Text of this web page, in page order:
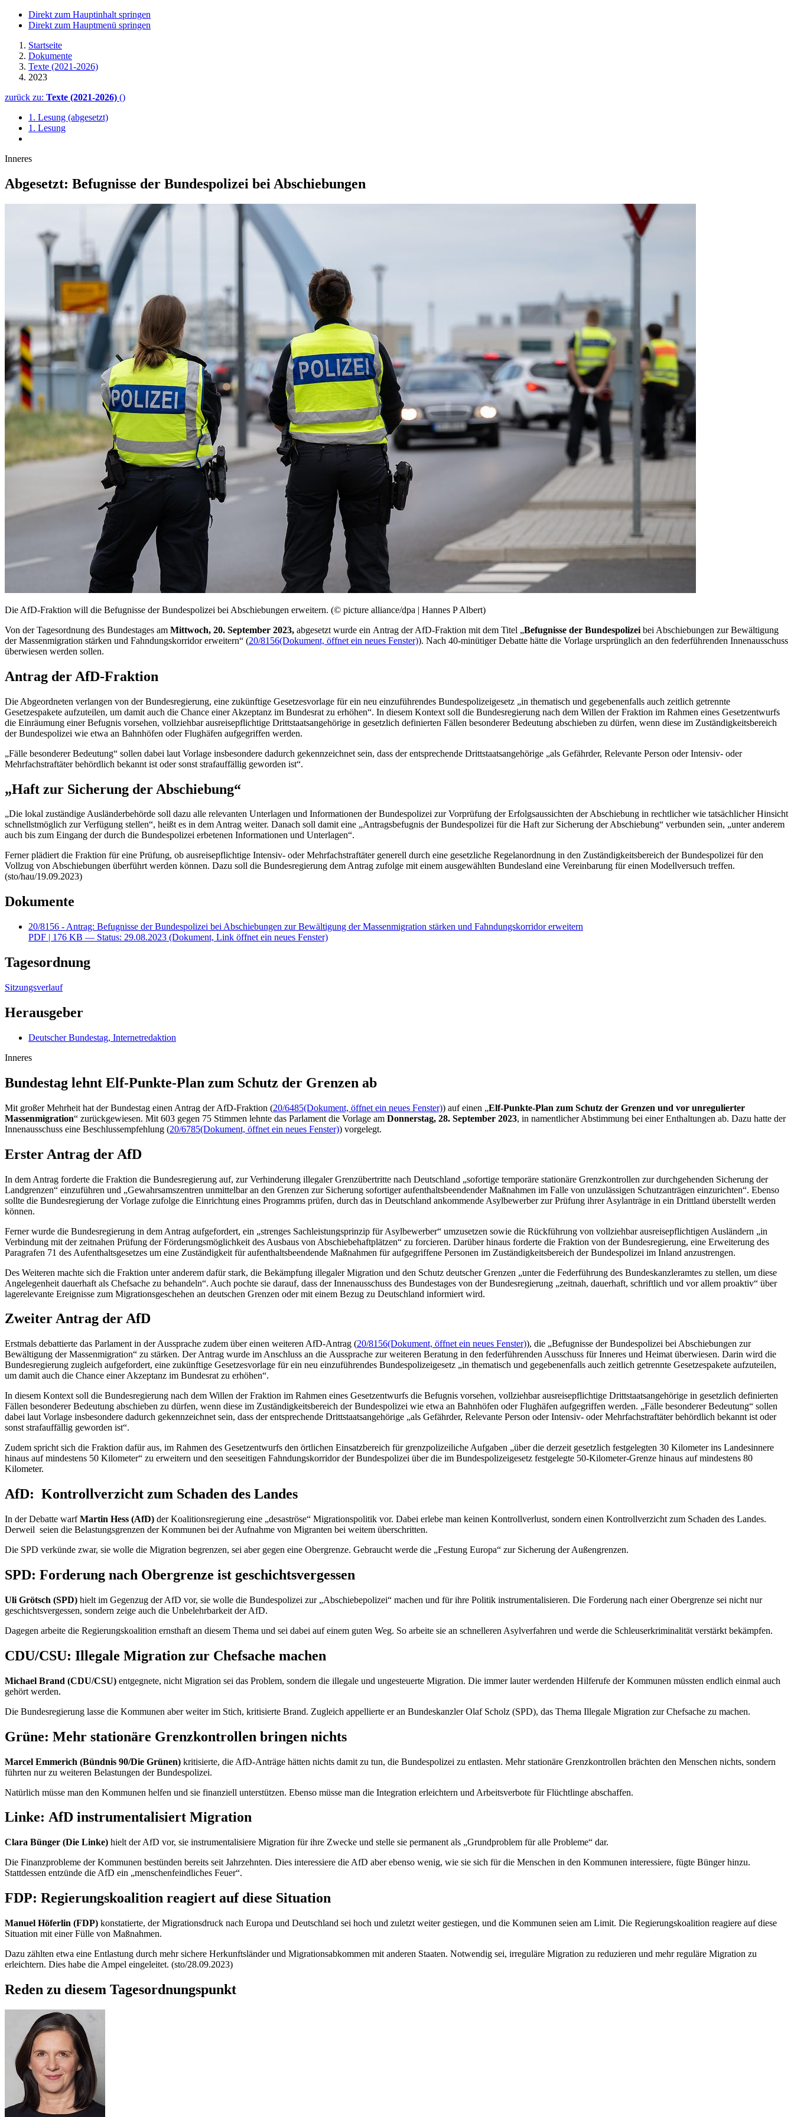
Direkt zum Hauptinhalt springen
Direkt zum Hauptmenü springen
Startseite
Dokumente
Texte (2021-2026)
2023
zurück zu: Texte (2021-2026) ()
1. Lesung (abgesetzt)
1. Lesung
Inneres
Abgesetzt: Befugnisse der Bundespolizei bei Abschiebungen
Die AfD-Fraktion will die Befugnisse der Bundespolizei bei Abschiebungen erweitern. (© picture alliance/dpa | Hannes P Albert)
Von der Tagesordnung des Bundestages am Mittwoch, 20. September 2023, abgesetzt wurde ein Antrag der AfD-Fraktion mit dem Titel „Befugnisse der Bundespolizei bei Abschiebungen zur Bewältigung
der Massenmigration stärken und Fahndungskorridor erweitern“ (20/8156(Dokument, öffnet ein neues Fenster)). Nach 40-minütiger Debatte hätte die Vorlage ursprünglich an den federführenden Innenausschuss
überwiesen werden sollen.
Antrag der AfD-Fraktion
Die Abgeordneten verlangen von der Bundesregierung, eine zukünftige Gesetzesvorlage für ein neu einzuführendes Bundespolizeigesetz „in thematisch und gegebenenfalls auch zeitlich getrennte
Gesetzespakete aufzuteilen, um damit auch die Chance einer Akzeptanz im Bundesrat zu erhöhen“. In diesem Kontext soll die Bundesregierung nach dem Willen der Fraktion im Rahmen eines Gesetzentwurfs
die Einräumung einer Befugnis vorsehen, vollziehbar ausreisepflichtige Drittstaatsangehörige in gesetzlich definierten Fällen besonderer Bedeutung abschieben zu dürfen, wenn diese im Zuständigkeitsbereich
der Bundespolizei wie etwa an Bahnhöfen oder Flughäfen aufgegriffen werden.
„Fälle besonderer Bedeutung“ sollen dabei laut Vorlage insbesondere dadurch gekennzeichnet sein, dass der entsprechende Drittstaatsangehörige „als Gefährder, Relevante Person oder Intensiv- oder
Mehrfachstraftäter behördlich bekannt ist oder sonst strafauffällig geworden ist“.
„Haft zur Sicherung der Abschiebung“
„Die lokal zuständige Ausländerbehörde soll dazu alle relevanten Unterlagen und Informationen der Bundespolizei zur Vorprüfung der Erfolgsaussichten der Abschiebung in rechtlicher wie tatsächlicher Hinsicht
schnellstmöglich zur Verfügung stellen“, heißt es in dem Antrag weiter. Danach soll damit eine „Antragsbefugnis der Bundespolizei für die Haft zur Sicherung der Abschiebung“ verbunden sein, „unter anderem
auch bis zum Eingang der durch die Bundespolizei erbetenen Informationen und Unterlagen“.
Ferner plädiert die Fraktion für eine Prüfung, ob ausreisepflichtige Intensiv- oder Mehrfachstraftäter generell durch eine gesetzliche Regelanordnung in den Zuständigkeitsbereich der Bundespolizei für den
Vollzug von Abschiebungen überführt werden können. Dazu soll die Bundesregierung dem Antrag zufolge mit einem ausgewählten Bundesland eine Vereinbarung für einen Modellversuch treffen.
(sto/hau/19.09.2023)
Dokumente
20/8156 - Antrag: Befugnisse der Bundespolizei bei Abschiebungen zur Bewältigung der Massenmigration stärken und Fahndungskorridor erweitern
PDF | 176 KB — Status: 29.08.2023 (Dokument, Link öffnet ein neues Fenster)
Tagesordnung
Sitzungsverlauf
Herausgeber
Deutscher Bundestag, Internetredaktion
Inneres
Bundestag lehnt Elf-Punkte-Plan zum Schutz der Grenzen ab
Mit großer Mehrheit hat der Bundestag einen Antrag der AfD-Fraktion (20/6485(Dokument, öffnet ein neues Fenster)) auf einen „Elf-Punkte-Plan zum Schutz der Grenzen und vor unregulierter
Massenmigration“ zurückgewiesen. Mit 603 gegen 75 Stimmen lehnte das Parlament die Vorlage am Donnerstag, 28. September 2023, in namentlicher Abstimmung bei einer Enthaltungen ab. Dazu hatte der
Innenausschuss eine Beschlussempfehlung (20/6785(Dokument, öffnet ein neues Fenster)) vorgelegt.
Erster Antrag der AfD
In dem Antrag forderte die Fraktion die Bundesregierung auf, zur Verhinderung illegaler Grenzübertritte nach Deutschland „sofortige temporäre stationäre Grenzkontrollen zur durchgehenden Sicherung der
Landgrenzen“ einzuführen und „Gewahrsamszentren unmittelbar an den Grenzen zur Sicherung sofortiger aufenthaltsbeendender Maßnahmen im Falle von unzulässigen Schutzanträgen einzurichten“. Ebenso
sollte die Bundesregierung der Vorlage zufolge die Einrichtung eines Programms prüfen, durch das in Deutschland ankommende Asylbewerber zur Prüfung ihrer Asylanträge in ein Drittland überstellt werden
können.
Ferner wurde die Bundesregierung in dem Antrag aufgefordert, ein „strenges Sachleistungsprinzip für Asylbewerber“ umzusetzen sowie die Rückführung von vollziehbar ausreisepflichtigen Ausländern „in
Verbindung mit der zeitnahen Prüfung der Förderungsmöglichkeit des Ausbaus von Abschiebehaftplätzen“ zu forcieren. Darüber hinaus forderte die Fraktion von der Bundesregierung, eine Erweiterung des
Paragrafen 71 des Aufenthaltsgesetzes um eine Zuständigkeit für aufenthaltsbeendende Maßnahmen für aufgegriffene Personen im Zuständigkeitsbereich der Bundespolizei im Inland anzustrengen.
Des Weiteren machte sich die Fraktion unter anderem dafür stark, die Bekämpfung illegaler Migration und den Schutz deutscher Grenzen „unter die Federführung des Bundeskanzleramtes zu stellen, um diese
Angelegenheit dauerhaft als Chefsache zu behandeln“. Auch pochte sie darauf, dass der Innenausschuss des Bundestages von der Bundesregierung „zeitnah, dauerhaft, schriftlich und vor allem proaktiv“ über
lagerelevante Ereignisse zum Migrationsgeschehen an deutschen Grenzen oder mit einem Bezug zu Deutschland informiert wird.
Zweiter Antrag der AfD
Erstmals debattierte das Parlament in der Aussprache zudem über einen weiteren AfD-Antrag (20/8156(Dokument, öffnet ein neues Fenster)), die „Befugnisse der Bundespolizei bei Abschiebungen zur
Bewältigung der Massenmigration“ zu stärken. Der Antrag wurde im Anschluss an die Aussprache zur weiteren Beratung in den federführenden Ausschuss für Inneres und Heimat überwiesen. Darin wird die
Bundesregierung zugleich aufgefordert, eine zukünftige Gesetzesvorlage für ein neu einzuführendes Bundespolizeigesetz „in thematisch und gegebenenfalls auch zeitlich getrennte Gesetzespakete aufzuteilen,
um damit auch die Chance einer Akzeptanz im Bundesrat zu erhöhen“.
In diesem Kontext soll die Bundesregierung nach dem Willen der Fraktion im Rahmen eines Gesetzentwurfs die Befugnis vorsehen, vollziehbar ausreisepflichtige Drittstaatsangehörige in gesetzlich definierten
Fällen besonderer Bedeutung abschieben zu dürfen, wenn diese im Zuständigkeitsbereich der Bundespolizei wie etwa an Bahnhöfen oder Flughäfen aufgegriffen werden. „Fälle besonderer Bedeutung“ sollen
dabei laut Vorlage insbesondere dadurch gekennzeichnet sein, dass der entsprechende Drittstaatsangehörige „als Gefährder, Relevante Person oder Intensiv- oder Mehrfachstraftäter behördlich bekannt ist oder
sonst strafauffällig geworden ist“.
Zudem spricht sich die Fraktion dafür aus, im Rahmen des Gesetzentwurfs den örtlichen Einsatzbereich für grenzpolizeiliche Aufgaben „über die derzeit gesetzlich festgelegten 30 Kilometer ins Landesinnere
hinaus auf mindestens 50 Kilometer“ zu erweitern und den seeseitigen Fahndungskorridor der Bundespolizei über die im Bundespolizeigesetz festgelegte 50-Kilometer-Grenze hinaus auf mindestens 80
Kilometer.
AfD: Kontrollverzicht zum Schaden des Landes
In der Debatte warfMartin Hess (AfD) der Koalitionsregierung eine „desaströse“ Migrationspolitik vor. Dabei erlebe man keinen Kontrollverlust, sondern einen Kontrollverzicht zum Schaden des Landes.
Derweil seien die Belastungsgrenzen der Kommunen bei der Aufnahme von Migranten bei weitem überschritten.
Die SPD verkünde zwar, sie wolle die Migration begrenzen, sei aber gegen eine Obergrenze. Gebraucht werde die „Festung Europa“ zur Sicherung der Außengrenzen.
SPD: Forderung nach Obergrenze ist geschichtsvergessen
Uli Grötsch (SPD) hielt im Gegenzug der AfD vor, sie wolle die Bundespolizei zur „Abschiebepolizei“ machen und für ihre Politik instrumentalisieren. Die Forderung nach einer Obergrenze sei nicht nur
geschichtsvergessen, sondern zeige auch die Unbelehrbarkeit der AfD.
Dagegen arbeite die Regierungskoalition ernsthaft an diesem Thema und sei dabei auf einem guten Weg. So arbeite sie an schnelleren Asylverfahren und werde die Schleuserkriminalität verstärkt bekämpfen.
CDU/CSU: Illegale Migration zur Chefsache machen
Michael Brand (CDU/CSU) entgegnete, nicht Migration sei das Problem, sondern die illegale und ungesteuerte Migration. Die immer lauter werdenden Hilferufe der Kommunen müssten endlich einmal auch
gehört werden.
Die Bundesregierung lasse die Kommunen aber weiter im Stich, kritisierte Brand. Zugleich appellierte er an Bundeskanzler Olaf Scholz (SPD), das Thema Illegale Migration zur Chefsache zu machen.
Grüne: Mehr stationäre Grenzkontrollen bringen nichts
Marcel Emmerich (Bündnis 90/Die Grünen) kritisierte, die AfD-Anträge hätten nichts damit zu tun, die Bundespolizei zu entlasten. Mehr stationäre Grenzkontrollen brächten den Menschen nichts, sondern
führten nur zu weiteren Belastungen der Bundespolizei.
Natürlich müsse man den Kommunen helfen und sie finanziell unterstützen. Ebenso müsse man die Integration erleichtern und Arbeitsverbote für Flüchtlinge abschaffen.
Linke: AfD instrumentalisiert Migration
Clara Bünger (Die Linke) hielt der AfD vor, sie instrumentalisiere Migration für ihre Zwecke und stelle sie permanent als „Grundproblem für alle Probleme“ dar.
Die Finanzprobleme der Kommunen bestünden bereits seit Jahrzehnten. Dies interessiere die AfD aber ebenso wenig, wie sie sich für die Menschen in den Kommunen interessiere, fügte Bünger hinzu.
Stattdessen entzünde die AfD ein „menschenfeindliches Feuer“.
FDP: Regierungskoalition reagiert auf diese Situation
Manuel Höferlin (FDP) konstatierte, der Migrationsdruck nach Europa und Deutschland sei hoch und zuletzt weiter gestiegen, und die Kommunen seien am Limit. Die Regierungskoalition reagiere auf diese
Situation mit einer Fülle von Maßnahmen.
Dazu zählten etwa eine Entlastung durch mehr sichere Herkunftsländer und Migrationsabkommen mit anderen Staaten. Notwendig sei, irreguläre Migration zu reduzieren und mehr reguläre Migration zu
erleichtern. Dies habe die Ampel eingeleitet. (sto/28.09.2023)
Reden zu diesem Tagesordnungspunkt